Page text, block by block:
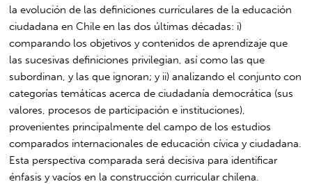
la evolución de las definiciones curriculares de la educación
ciudadana en Chile en las dos últimas décadas: i)
comparando los objetivos y contenidos de aprendizaje que
las sucesivas definiciones privilegian, así como las que
subordinan, y las que ignoran; y ii) analizando el conjunto con
categorías temáticas acerca de ciudadanía democrática (sus
valores, procesos de participación e instituciones),
provenientes principalmente del campo de los estudios
comparados internacionales de educación cívica y ciudadana.
Esta perspectiva comparada será decisiva para identificar
énfasis y vacíos en la construcción curricular chilena.